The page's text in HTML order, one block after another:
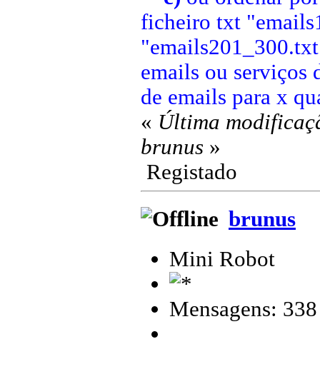
ficheiro txt
emails ou serviços
de emails para x
« Última
brunus »
Registado
brunus
Mini Robot
Mensagens: 338